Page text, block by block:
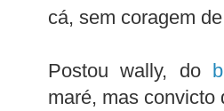
cá, sem coragem
Postou wally, do
maré, mas convicto